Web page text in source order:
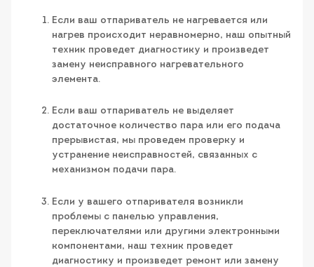
Если ваш отпариватель не нагревается или
нагрев происходит неравномерно, наш опытный
техник проведет диагностику и произведет
замену неисправного нагревательного
элемента.
Если ваш отпариватель не выделяет
достаточное количество пара или его подача
прерывистая, мы проведем проверку и
устранение неисправностей, связанных с
механизмом подачи пара.
Если у вашего отпаривателя возникли
проблемы с панелью управления,
переключателями или другими электронными
компонентами, наш техник проведет
диагностику и произведет ремонт или замену